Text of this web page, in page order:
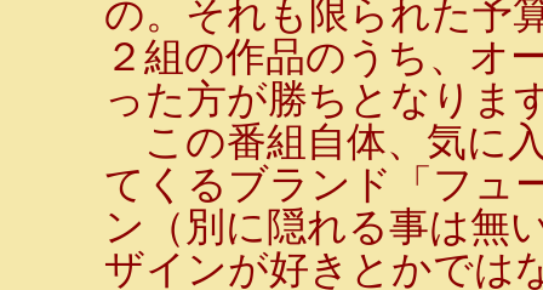
の。それも限られた予
２組の作品のうち、オ
った方が勝ちとなりま
この番組自体、気に
てくるブランド「フュ
ン（別に隠れる事は無
ザインが好きとかでは